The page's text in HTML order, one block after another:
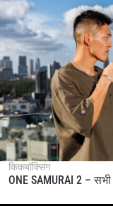
किकबॉक्सिंग
ONE SAMURAI 2 –